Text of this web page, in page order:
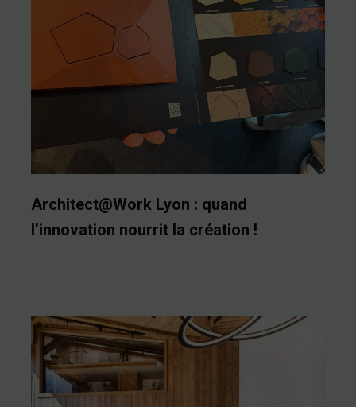
Architect@Work Lyon : quand
l’innovation nourrit la création !